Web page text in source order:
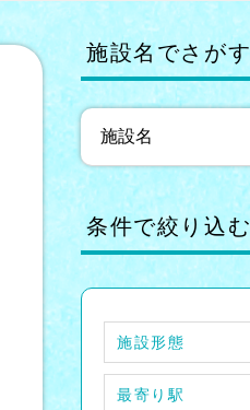
施設名でさがす
条件で絞り込む
施設形態
最寄り駅